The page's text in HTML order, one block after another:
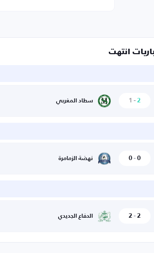
انتهت
2
-
1 سطاد المغربي
0
-
0 نهضة الزمامرة
2
-
2 الدفاع الجديدي